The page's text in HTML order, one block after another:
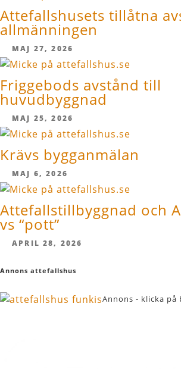
Attefallshusets tillåtna
allmänningen
MAJ 27, 2026
Friggebods avstånd till
huvudbyggnad
MAJ 25, 2026
Krävs bygganmälan
MAJ 6, 2026
Attefallstillbyggnad och
vs “pott”
APRIL 28, 2026
Annons attefallshus
Annons - klicka